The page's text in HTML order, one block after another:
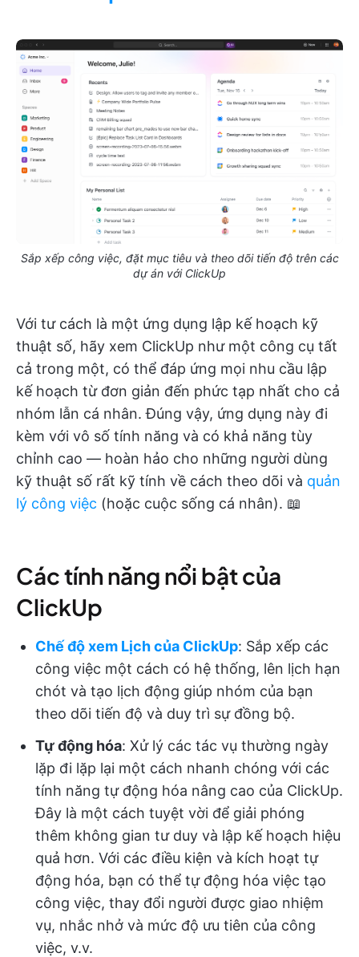
Sắp xếp công việc, đặt mục tiêu và theo dõi tiến độ trên các
dự án với ClickUp
Với tư cách là một ứng dụng lập kế hoạch kỹ
thuật số, hãy xem ClickUp như một công cụ tất
cả trong một, có thể đáp ứng mọi nhu cầu lập
kế hoạch từ đơn giản đến phức tạp nhất cho cả
nhóm lẫn cá nhân. Đúng vậy, ứng dụng này đi
kèm với vô số tính năng và có khả năng tùy
chỉnh cao — hoàn hảo cho những người dùng
kỹ thuật số rất kỹ tính về cách theo dõi và quản
lý công việc (hoặc cuộc sống cá nhân). 📖
Các tính năng nổi bật của
ClickUp
Chế độ xem Lịch của ClickUp: Sắp xếp các
công việc một cách có hệ thống, lên lịch hạn
chót và tạo lịch động giúp nhóm của bạn
theo dõi tiến độ và duy trì sự đồng bộ.
Tự động hóa: Xử lý các tác vụ thường ngày
lặp đi lặp lại một cách nhanh chóng với các
tính năng tự động hóa nâng cao của ClickUp.
Đây là một cách tuyệt vời để giải phóng
thêm không gian tư duy và lập kế hoạch hiệu
quả hơn. Với các điều kiện và kích hoạt tự
động hóa, bạn có thể tự động hóa việc tạo
công việc, thay đổi người được giao nhiệm
vụ, nhắc nhở và mức độ ưu tiên của công
việc, v.v.